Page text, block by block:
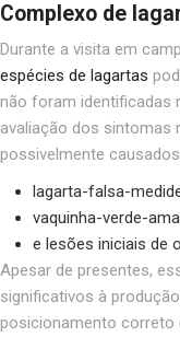
Complexo de
Durante a visita em
espécies de lagartas
não foram identificadas
avaliação dos sintomas
possivelmente
lagarta-falsa-
vaquinha-verde-
e lesões iniciais de
Apesar de presentes,
significativos à
posicionamento correto